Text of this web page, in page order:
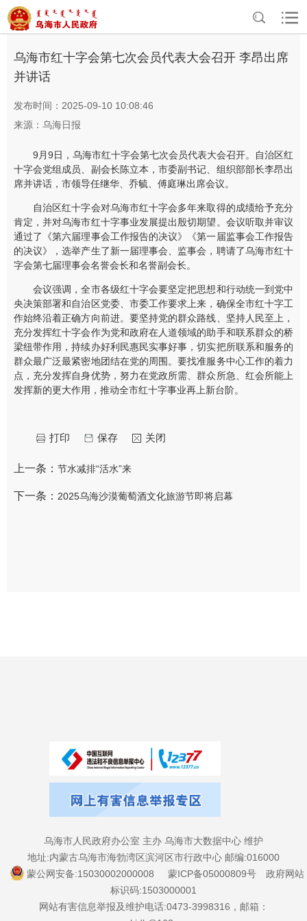
首页>资讯中心 > 乌海要闻
乌海市红十字会第七次会员代表大会召开 李昂出席
并讲话
发布时间：2025-09-10 10:08:46
来源：乌海日报
9月9日，乌海市红十字会第七次会员代表大会召开。自治区红
十字会党组成员、副会长陈立本，市委副书记、组织部部长李昂出
席并讲话，市领导任继华、乔毓、傅庭琳出席会议。
自治区红十字会对乌海市红十字会多年来取得的成绩给予充分
肯定，并对乌海市红十字事业发展提出殷切期望。会议听取并审议
通过了《第六届理事会工作报告的决议》《第一届监事会工作报告
的决议》，选举产生了新一届理事会、监事会，聘请了乌海市红十
字会第七届理事会名誉会长和名誉副会长。
会议强调，全市各级红十字会要坚定把思想和行动统一到党中
央决策部署和自治区党委、市委工作要求上来，确保全市红十字工
作始终沿着正确方向前进。要坚持党的群众路线、坚持人民至上，
充分发挥红十字会作为党和政府在人道领域的助手和联系群众的桥
梁纽带作用，持续办好利民惠民实事好事，切实把所联系和服务的
群众最广泛最紧密地团结在党的周围。要找准服务中心工作的着力
点，充分发挥自身优势，努力在党政所需、群众所急、红会所能上
发挥新的更大作用，推动全市红十字事业再上新台阶。
关闭
保存
打印
上一条： 节水减排“活水”来
下一条： 2025乌海沙漠葡萄酒文化旅游节即将启幕
乌海市人民政府办公室 主办 乌海市大数据中心 维护
地址:内蒙古乌海市海勃湾区滨河区市行政中心 邮编:016000
蒙公网安备:15030002000008
蒙ICP备05000809号
政府网站
标识码:1503000001
网站有害信息举报及维护电话:0473-3998316，邮箱：